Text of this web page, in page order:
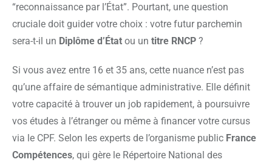
“reconnaissance par l’État”. Pourtant, une question
cruciale doit guider votre choix : votre futur parchemin
sera-t-il un Diplôme d’État ou un titre RNCP ?
Si vous avez entre 16 et 35 ans, cette nuance n’est pas
qu’une affaire de sémantique administrative. Elle définit
votre capacité à trouver un job rapidement, à poursuivre
vos études à l’étranger ou même à financer votre cursus
via le CPF. Selon les experts de l’organisme public France
Compétences, qui gère le Répertoire National des